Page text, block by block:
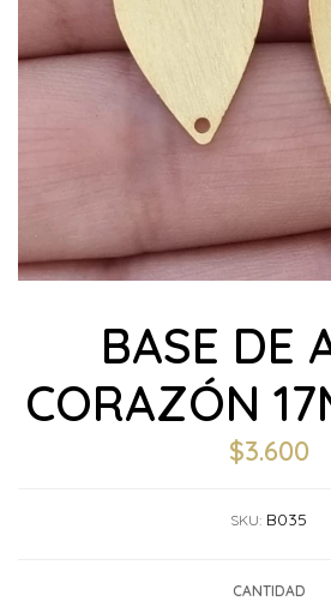
BASE DE
CORAZÓN
$3.600
SKU: B035
CANTIDAD